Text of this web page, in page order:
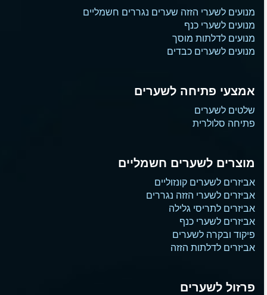
מנועים לשערי הזזה שערים נגררים חשמליים
מנועים לשערי כנף
מנועים לדלתות מוסך
מנועים לשערים כבדים
אמצעי פתיחה לשערים
שלטים לשערים
פתיחה סלולרית
מוצרים לשערים חשמליים
אביזרים לשערים קונזוליים
אביזרים לשערי הזזה נגררים
אביזרים לתריסי גלילה
אביזרים לשערי כנף
פיקוד ובקרה לשערים
אביזרים לדלתות הזזה
פרזול לשערים